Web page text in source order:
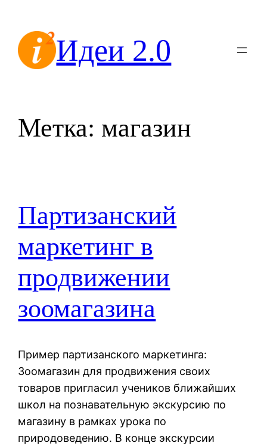
содержимомуИдеи 2.0
Метка: магазин
Партизанский
маркетинг в
продвижении
зоомагазина
Пример партизанского маркетинга:
Зоомагазин для продвижения своих
товаров пригласил учеников ближайших
школ на познавательную экскурсию по
магазину в рамках урока по
природоведению. В конце экскурсии